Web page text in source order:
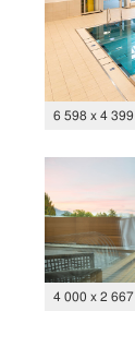
6 598 x 4 399
4 000 x 2 667